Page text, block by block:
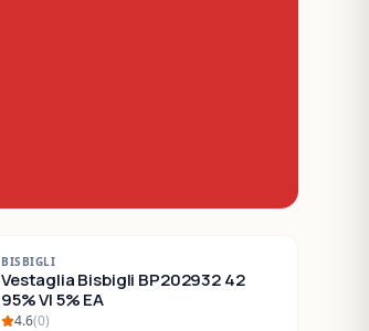
-75%
SALDI
BISBIGLI
Vestaglia Bisbigli BP202932 42
95% VI 5% EA
4.6(0)